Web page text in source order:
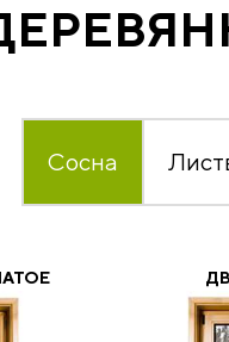
Сосна